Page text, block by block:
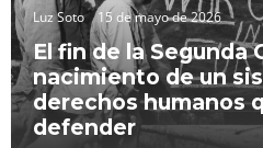
Luz Soto 15 de mayo de 2026
El fin de la Segunda
nacimiento de un
derechos humanos
defender